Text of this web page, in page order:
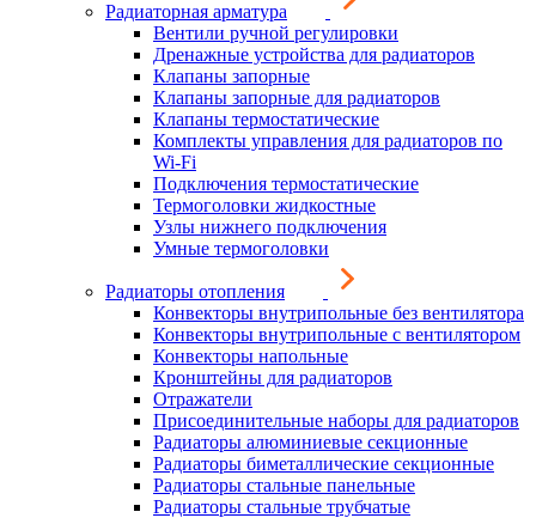
Радиаторная арматура
Вентили ручной регулировки
Дренажные устройства для радиаторов
Клапаны запорные
Клапаны запорные для радиаторов
Клапаны термостатические
Комплекты управления для радиаторов по
Wi-Fi
Подключения термостатические
Термоголовки жидкостные
Узлы нижнего подключения
Умные термоголовки
Радиаторы отопления
Конвекторы внутрипольные без вентилятора
Конвекторы внутрипольные с вентилятором
Конвекторы напольные
Кронштейны для радиаторов
Отражатели
Присоединительные наборы для радиаторов
Радиаторы алюминиевые секционные
Радиаторы биметаллические секционные
Радиаторы стальные панельные
Радиаторы стальные трубчатые